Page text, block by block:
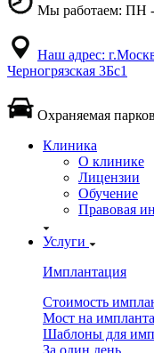
Мы работаем: ПН
Наш адрес:
Черногрязская 3Бс1
Охраняемая
Клиника
О клинике
Лицензии
Обучение
Правовая
Услуги
Имплантация
Стоимость
Мост на
Шаблоны для